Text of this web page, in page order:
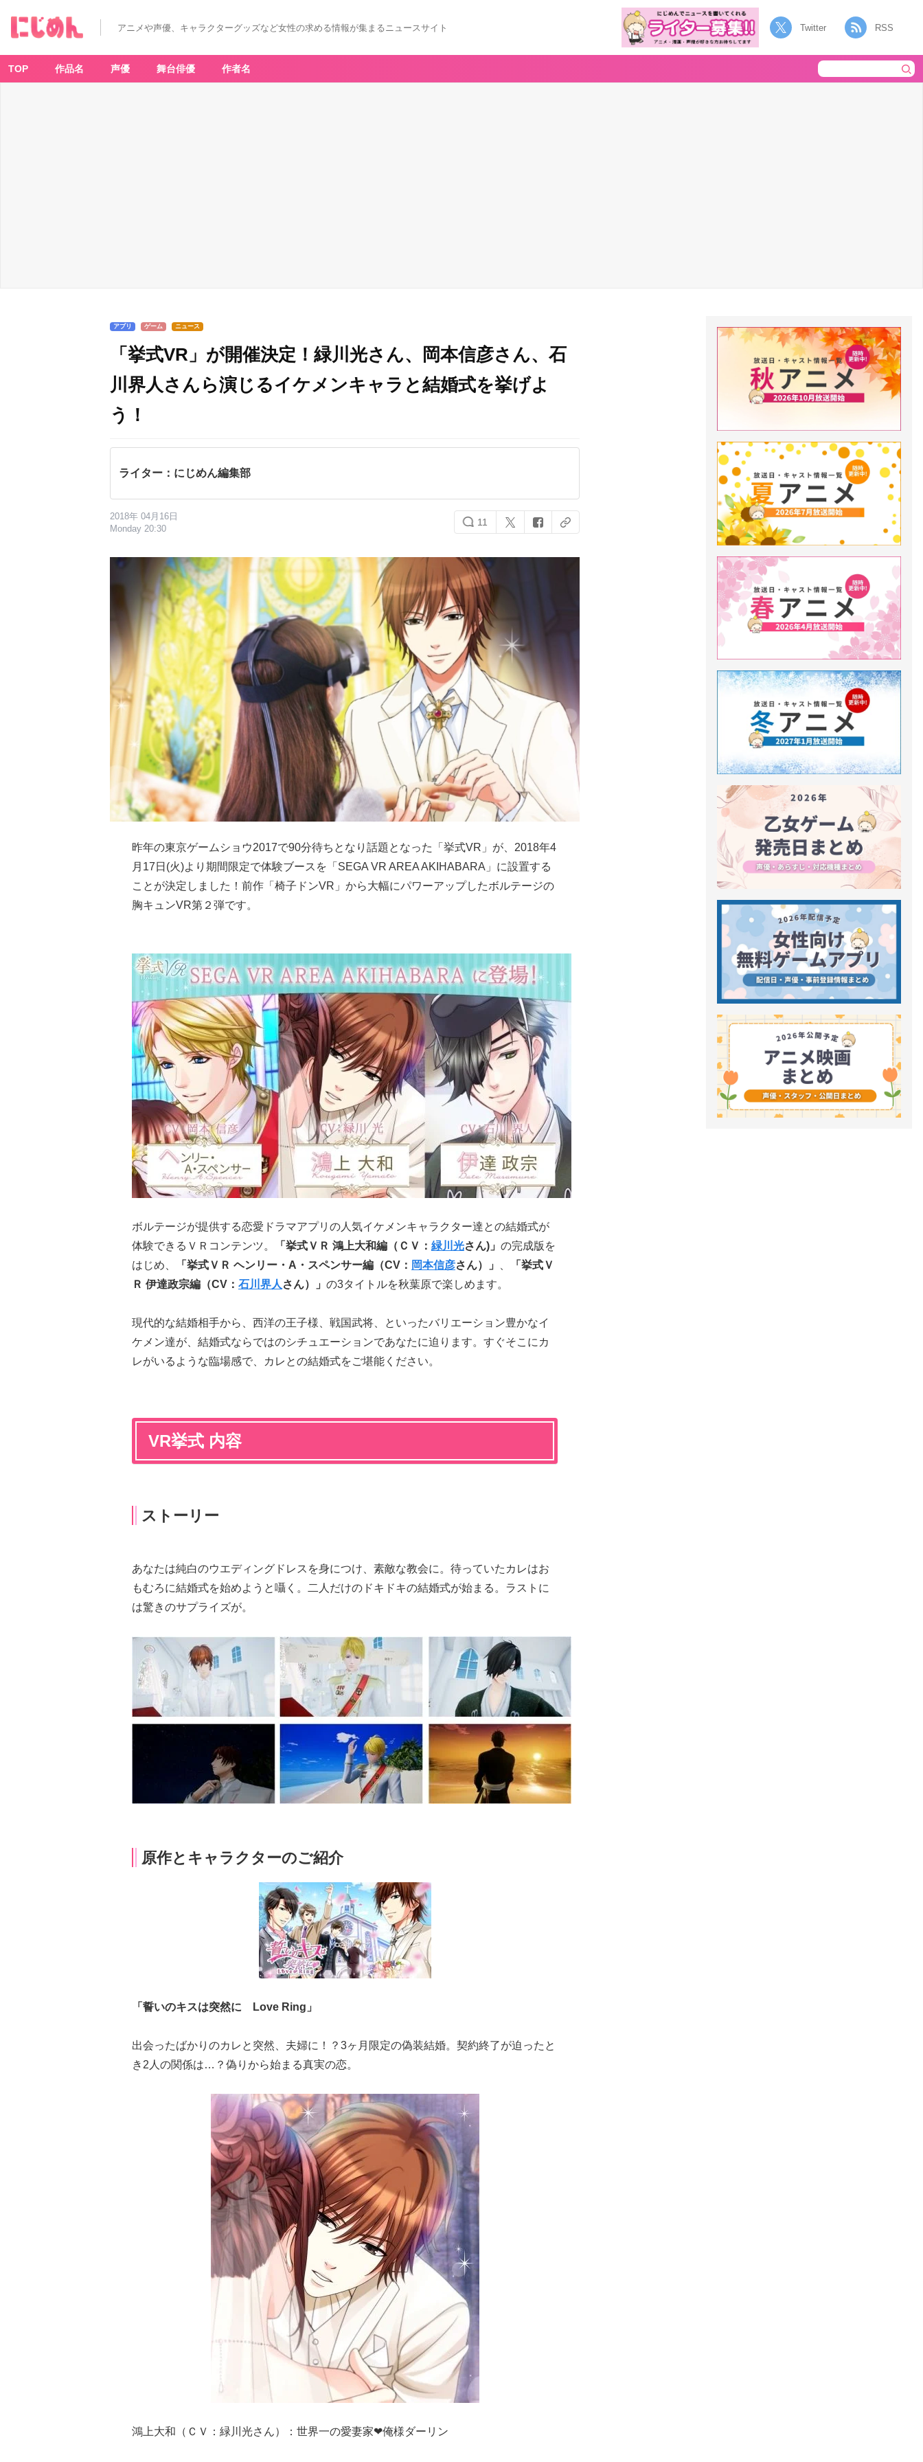
アニメや声優、キャラクターグッズなど女性の求める情報が集まるニュースサイト Twitter RSS
TOP 作品名 声優 舞台俳優 作者名
アプリ ゲーム ニュース
「挙式VR」が開催決定！緑川光さん、岡本信彦さん、石
川界人さんら演じるイケメンキャラと結婚式を挙げよ
う！
ライター：にじめん編集部
2018年 04月16日
Monday 20:30
11
昨年の東京ゲームショウ2017で90分待ちとなり話題となった「挙式VR」が、2018年4
月17日(火)より期間限定で体験ブースを「SEGA VR AREA AKIHABARA」に設置する
ことが決定しました！前作「椅子ドンVR」から大幅にパワーアップしたボルテージの
胸キュンVR第２弾です。
ボルテージが提供する恋愛ドラマアプリの人気イケメンキャラクター達との結婚式が
体験できるＶＲコンテンツ。
「挙式ＶＲ 鴻上大和編（ＣＶ： 緑川光さん)」 の完成版を
はじめ、
「挙式ＶＲ ヘンリー・A・スペンサー編（CV： 岡本信彦さん）」
「挙式Ｖ
Ｒ 伊達政宗編（CV： 石川界人 さん）」 の3タイトルを秋葉原で楽しめます。
現代的な結婚相手から、西洋の王子様、戦国武将、といったバリエーション豊かなイ
ケメン達が、結婚式ならではのシチュエーションであなたに迫ります。すぐそこにカ
レがいるような臨場感で、カレとの結婚式をご堪能ください。
VR挙式 内容
ストーリー
あなたは純白のウエディングドレスを身につけ、素敵な教会に。待っていたカレはお
もむろに結婚式を始めようと囁く。二人だけのドキドキの結婚式が始まる。ラストに
は驚きのサプライズが。
原作とキャラクターのご紹介
「誓いのキスは突然に Love Ring」
出会ったばかりのカレと突然、夫婦に！？3ヶ月限定の偽装結婚。契約終了が迫ったと
き2人の関係は…？偽りから始まる真実の恋。
鴻上大和（ＣＶ：緑川光さん）：世界一の愛妻家❤俺様ダーリン